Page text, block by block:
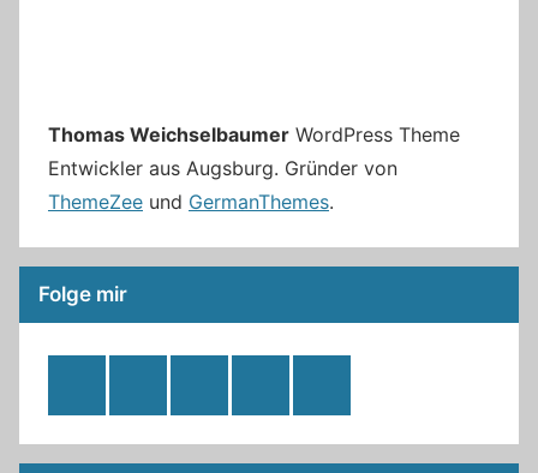
Thomas Weichselbaumer WordPress Theme
Entwickler aus Augsburg. Gründer von
ThemeZee und GermanThemes.
Folge mir
Feed